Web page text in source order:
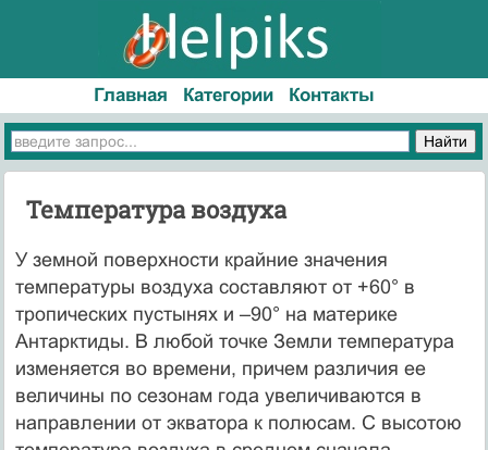
Главная Категории Контакты
Температура воздуха
У земной поверхности крайние значения
температуры воздуха составляют от +60° в
тропических пустынях и –90° на материке
Антарктиды. В любой точке Земли температура
изменяется во времени, причем различия ее
величины по сезонам года увеличиваются в
направлении от экватора к полюсам. С высотою